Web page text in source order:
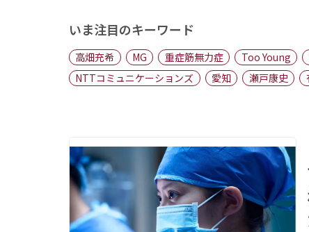
いま注目のキーワード
高畑充希 MG 重症筋無力症 Too Young
NTTコミュニケーションズ
愛知 瀬戸康史